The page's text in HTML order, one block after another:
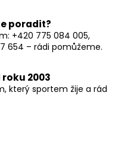
poradit?
+420 775 084 005,
654 – rádi pomůžeme.
2003
který sportem žije a rád